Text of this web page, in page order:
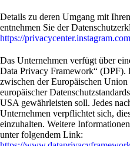
Details zu deren Umgang mit
entnehmen Sie der
https://
Das Unternehmen verfügt über
Data Privacy Framework“
zwischen der Europäischen
europäischer
USA gewährleisten soll. Jedes
Unternehmen verpflichtet sich,
einzuhalten. Weitere
unter folgendem Link: